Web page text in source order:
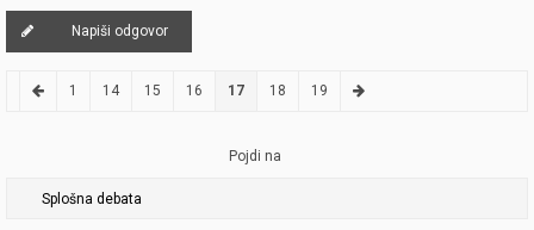
Napiši odgovor
1 14 15 16 17 18 19
Pojdi na